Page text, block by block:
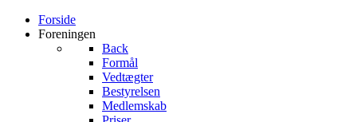
Forside
Foreningen
Back
Formål
Vedtægter
Bestyrelsen
Medlemskab